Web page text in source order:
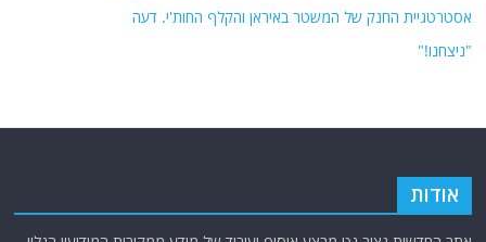
אסטרטגיית החנק של המשטר באיראן והקלף החות'י. דעה
"ניצחנו!"
אודות